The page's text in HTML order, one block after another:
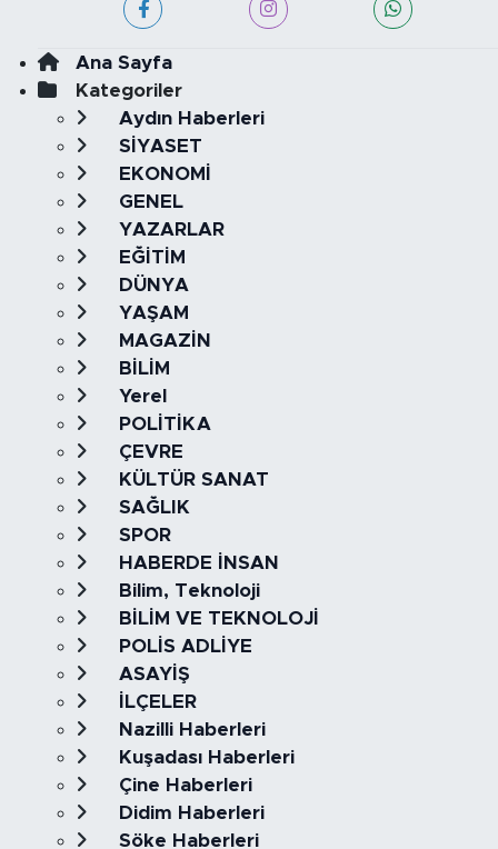
Ana Sayfa
Kategoriler
Aydın Haberleri
SİYASET
EKONOMİ
GENEL
YAZARLAR
EĞİTİM
DÜNYA
YAŞAM
MAGAZİN
BİLİM
Yerel
POLİTİKA
ÇEVRE
KÜLTÜR SANAT
SAĞLIK
SPOR
HABERDE İNSAN
Bilim, Teknoloji
BİLİM VE TEKNOLOJİ
POLİS ADLİYE
ASAYİŞ
İLÇELER
Nazilli Haberleri
Kuşadası Haberleri
Çine Haberleri
Didim Haberleri
Söke Haberleri